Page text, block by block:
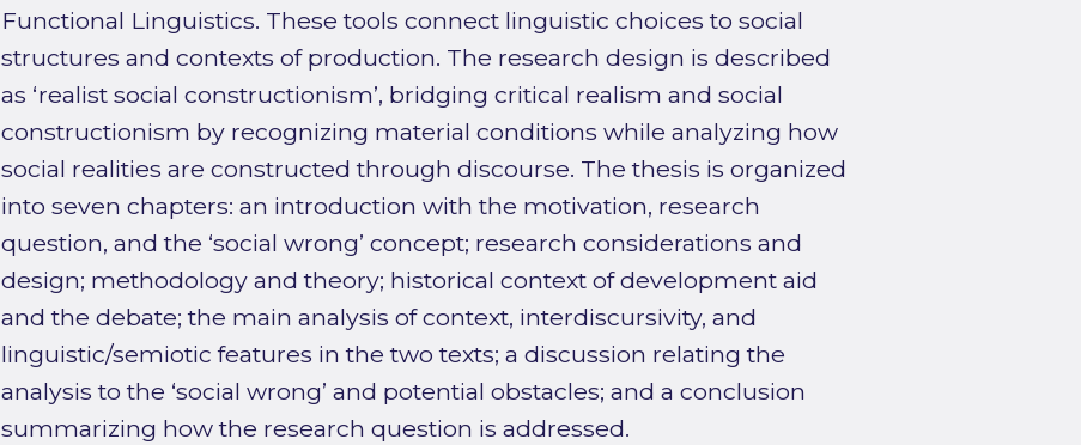
Functional Linguistics. These tools connect linguistic choices to social
structures and contexts of production. The research design is described
as ‘realist social constructionism’, bridging critical realism and social
constructionism by recognizing material conditions while analyzing how
social realities are constructed through discourse. The thesis is organized
into seven chapters: an introduction with the motivation, research
question, and the ‘social wrong’ concept; research considerations and
design; methodology and theory; historical context of development aid
and the debate; the main analysis of context, interdiscursivity, and
linguistic/semiotic features in the two texts; a discussion relating the
analysis to the ‘social wrong’ and potential obstacles; and a conclusion
summarizing how the research question is addressed.